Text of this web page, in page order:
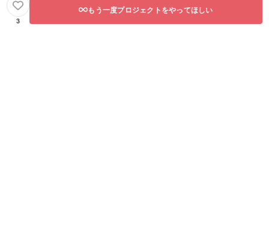
3
もう一度プロジェクトをやってほしい